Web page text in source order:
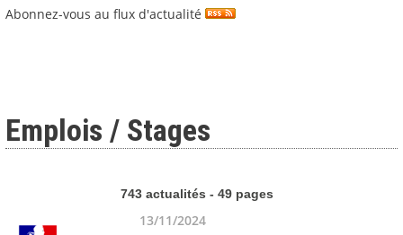
Abonnez-vous au flux d'actualité
Emplois / Stages
743 actualités - 49 pages
13/11/2024